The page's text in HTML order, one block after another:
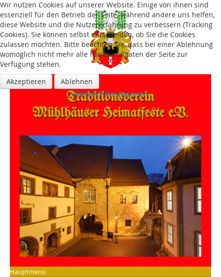
Traditions­verein
Mühlhäuser Heimatfeste e.V.
Hauptmenü
Wir nutzen Cookies auf unserer Website. Einige von ihnen sind
essenziell für den Betrieb der Seite, während andere uns helfen,
diese Website und die Nutzererfahrung zu verbessern (Tracking
Cookies). Sie können selbst entscheiden, ob Sie die Cookies
zulassen möchten. Bitte beachten Sie, dass bei einer Ablehnung
womöglich nicht mehr alle Funktionalitäten der Seite zur
Verfügung stehen.
Akzeptieren
Ablehnen
Weitere Informationen